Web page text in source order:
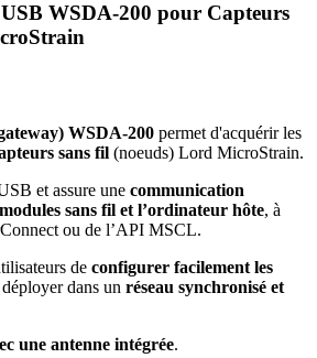
USB WSDA-200 pour Capteurs
WSDA-200 permet d'acquérir les
sans fil (noeuds) Lord MicroStrain.
et assure une communication
sans fil et l’ordinateur hôte, à
ou de l’API MSCL.
de configurer facilement les
dans un réseau synchronisé et
une antenne intégrée.